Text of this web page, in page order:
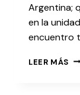
Argentina;
en la
encuentro
LEER MÁS